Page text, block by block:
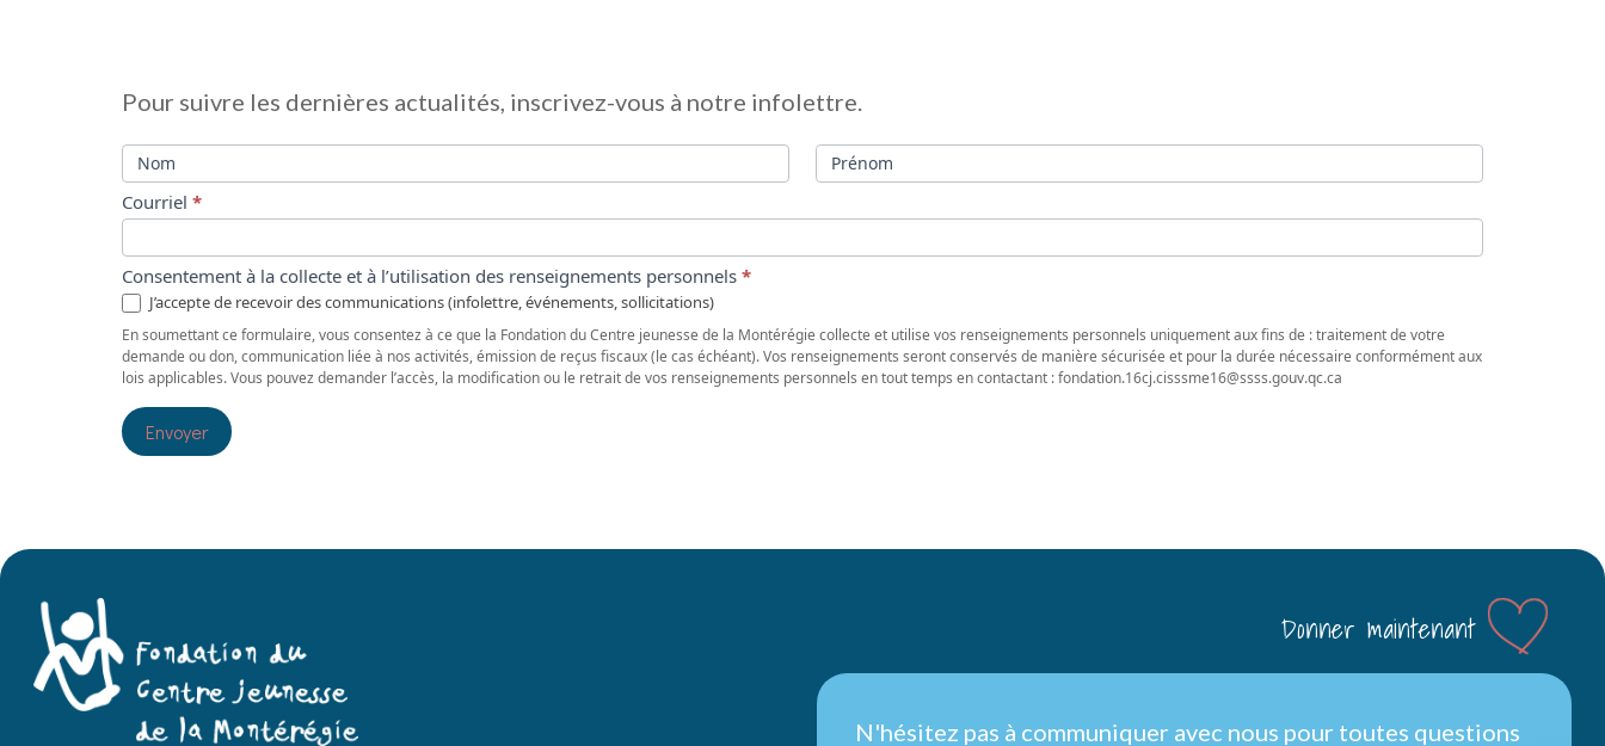
Infolettre
Pour suivre les dernières actualités, inscrivez-vous à notre infolettre.
Nom Prénom
Courriel *
Consentement à la collecte et à l’utilisation des renseignements personnels *
J’accepte de recevoir des communications (infolettre, événements, sollicitations)
En soumettant ce formulaire, vous consentez à ce que la Fondation du Centre jeunesse de la Montérégie collecte et utilise vos renseignements personnels uniquement aux fins de : traitement de votre
demande ou don, communication liée à nos activités, émission de reçus fiscaux (le cas échéant). Vos renseignements seront conservés de manière sécurisée et pour la durée nécessaire conformément aux
lois applicables. Vous pouvez demander l’accès, la modification ou le retrait de vos renseignements personnels en tout temps en contactant : fondation.16cj.cisssme16@ssss.gouv.qc.ca
Envoyer
Donner maintenant
Nous
N'hésitez pas à communiquer avec nous pour toutes questions